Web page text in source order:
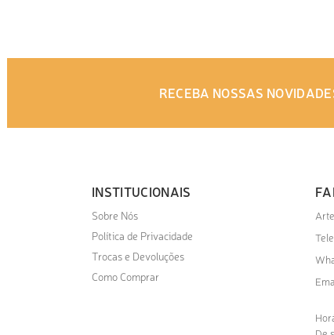
RECEBA NOSSAS
INSTITUCIONAIS
Sobre Nós
Política de Privacidade
Trocas e Devoluções
Como Comprar